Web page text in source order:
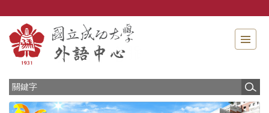
主
要
區